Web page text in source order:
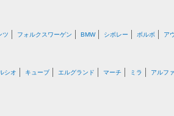
ツ フォルクスワーゲン BMW シボレー ボルボ ア
シオ キューブ エルグランド マーチ ミラ アルフ